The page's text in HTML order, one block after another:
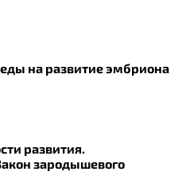
на развитие эмбриона
развития.
зародышевого